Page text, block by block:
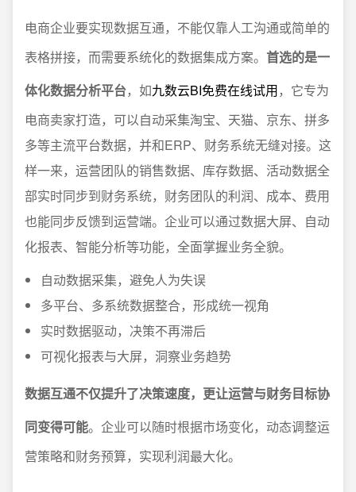
电商企业要实现数据互通，不能仅靠人工沟通或简单的
表格拼接，而需要系统化的数据集成方案。 首选的是一
体化数据分析平台，如九数云BI免费在线试用，它专为
电商卖家打造，可以自动采集淘宝、天猫、京东、拼多
多等主流平台数据，并和ERP、财务系统无缝对接。这
样一来，运营团队的销售数据、库存数据、活动数据全
部实时同步到财务系统，财务团队的利润、成本、费用
也能同步反馈到运营端。企业可以通过数据大屏、自动
化报表、智能分析等功能，全面掌握业务全貌。
自动数据采集，避免人为失误
多平台、多系统数据整合，形成统一视角
实时数据驱动，决策不再滞后
可视化报表与大屏，洞察业务趋势
数据互通不仅提升了决策速度，更让运营与财务目标协
同变得可能。企业可以随时根据市场变化，动态调整运
营策略和财务预算，实现利润最大化。